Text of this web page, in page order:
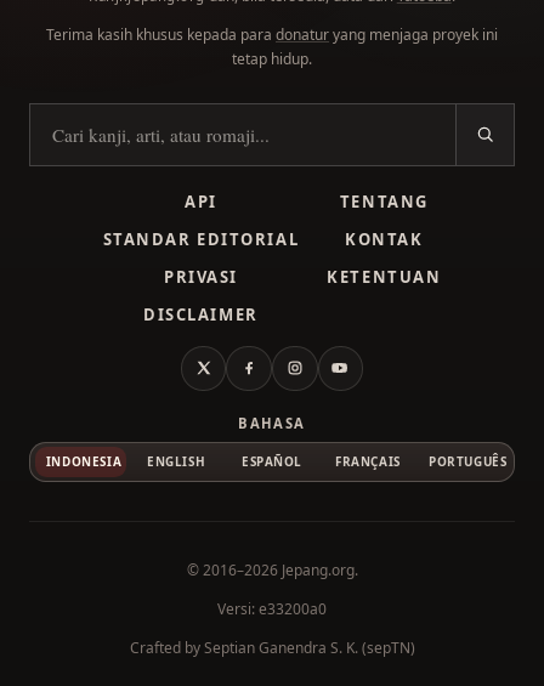
Terima kasih khusus kepada para donaturyang menjaga proyek ini
tetap hidup.
Cari kanji
API
TENTANG
STANDAR EDITORIAL
KONTAK
PRIVASI
KETENTUAN
DISCLAIMER
X FacebookInstagramYouTube
BAHASA
INDONESIA ENGLISH ESPAÑOL FRANÇAIS PORTUGUÊS
© 2016–2026 Jepang.org.
Versi: e33200a0
Crafted bySeptian Ganendra S. K. (sepTN)